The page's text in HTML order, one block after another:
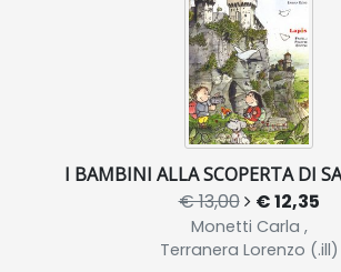
I BAMBINI ALLA SCOPERTA DI
€ 13,00 € 12,35
Monetti Carla ,
Terranera Lorenzo (.ill)